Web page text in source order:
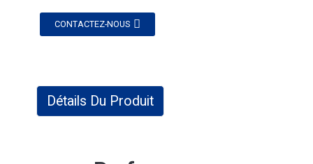
CONTACTEZ-NOUS
Détails Du Produit